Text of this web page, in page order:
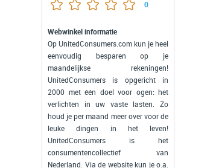
0
Webwinkel informatie
Op UnitedConsumers.com kun je heel
eenvoudig besparen op je
maandelijkse rekeningen!
UnitedConsumers is opgericht in
2000 met één doel voor ogen: het
verlichten in uw vaste lasten. Zo
houd je per maand meer over voor de
leuke dingen in het leven!
UnitedConsumers is het
consumentencollectief van
Nederland. Via de website kun je o.a.